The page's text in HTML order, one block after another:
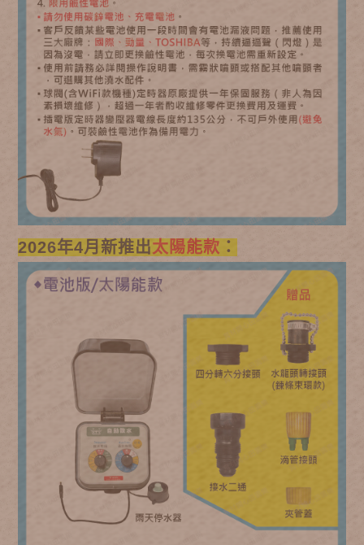
2026年4月新推出太陽能款 ：